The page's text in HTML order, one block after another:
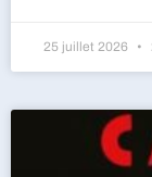
25 juillet 2026